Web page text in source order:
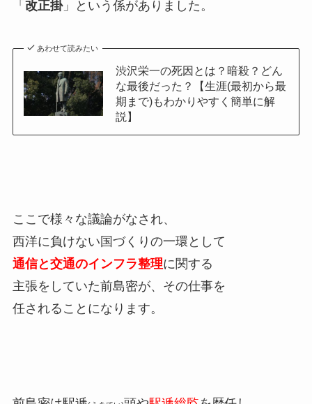
「 改正掛」という係がありました。
あわせて読みたい
渋沢栄一の死因とは？暗殺？どん
な最後だった？【生涯(最初から最
期まで)もわかりやすく簡単に解
説】
ここで様々な議論がなされ、
西洋に負けない国づくりの一環として
通信と交通のインフラ整理に関する
主張をしていた前島密が、その仕事を
任されることになります。